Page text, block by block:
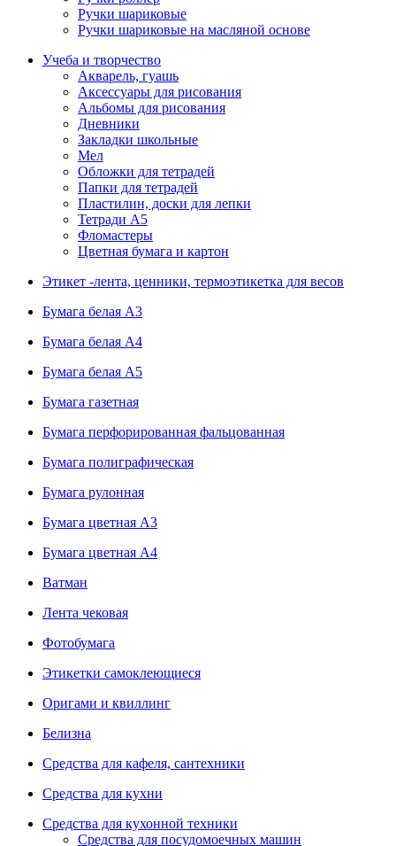
Ручки шариковые
Ручки шариковые на масляной основе
Учеба и творчество
Акварель, гуашь
Аксессуары для рисования
Альбомы для рисования
Дневники
Закладки школьные
Мел
Обложки для тетрадей
Папки для тетрадей
Пластилин, доски для лепки
Тетради А5
Фломастеры
Цветная бумага и картон
Этикет -лента, ценники, термоэтикетка для весов
Бумага белая А3
Бумага белая А4
Бумага белая А5
Бумага газетная
Бумага перфорированная фальцованная
Бумага полиграфическая
Бумага рулонная
Бумага цветная А3
Бумага цветная А4
Ватман
Лента чековая
Фотобумага
Этикетки самоклеющиеся
Оригами и квиллинг
Белизна
Средства для кафеля, сантехники
Средства для кухни
Средства для кухонной техники
Средства для посудомоечных машин